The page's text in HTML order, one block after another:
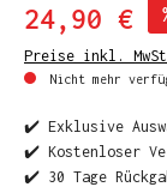
24,90 €
Preise inkl.
Nicht mehr
✔️ Exklusive
✔️ Kostenloser
✔️ 30 Tage